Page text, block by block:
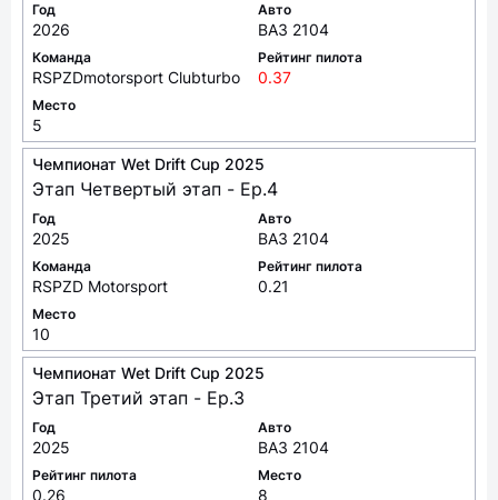
Год
2026
Авто
ВАЗ 2104
Команда
RSPZDmotorsport Clubturbo
Рейтинг пилота
0.37
Место
5
Чемпионат Wet Drift Cup 2025
Этап Четвертый этап - Ep.4
Год
2025
Авто
ВАЗ 2104
Команда
RSPZD Motorsport
Рейтинг пилота
0.21
Место
10
Чемпионат Wet Drift Cup 2025
Этап Третий этап - Ep.3
Год
2025
Авто
ВАЗ 2104
Рейтинг пилота
0.26
Место
8